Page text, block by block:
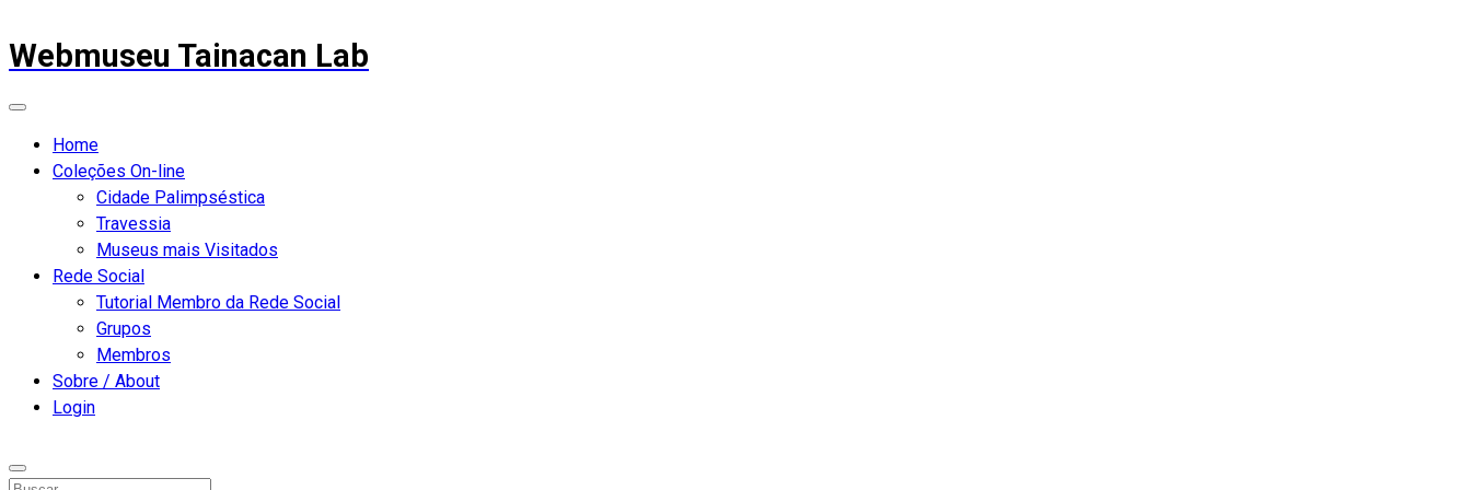
Webmuseu Tainacan Lab
Home
Coleções On-line
Cidade Palimpséstica
Travessia
Museus mais Visitados
Rede Social
Tutorial Membro da Rede Social
Grupos
Membros
Sobre / About
Login